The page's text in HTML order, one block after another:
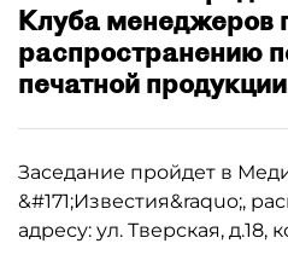
Клуба менеджеров
распространению
печатной
Заседание пройдет в
&#171;Известия&raquo;,
адресу: ул. Тверская, д.18,